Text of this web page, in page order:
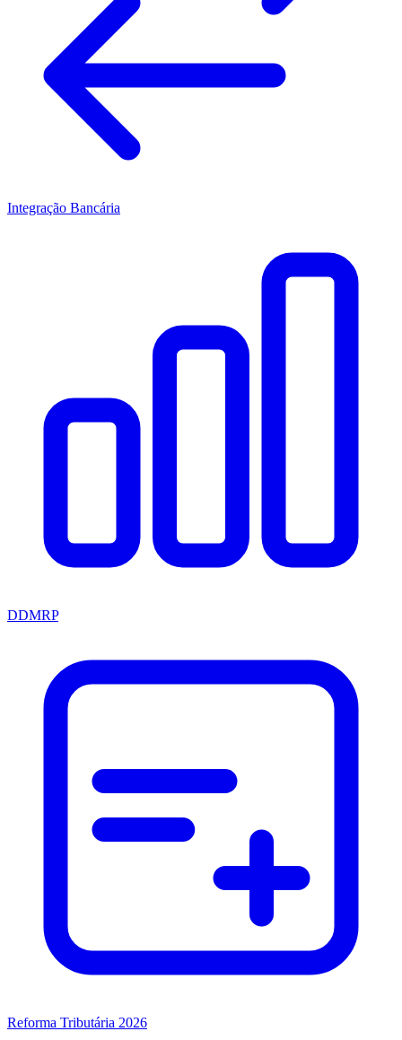
Integração Bancária
DDMRP
Reforma Tributária 2026